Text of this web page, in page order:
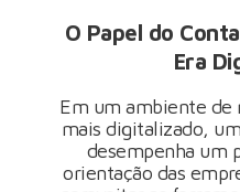
O Papel do
Era
Em um ambiente de
mais digitalizado,
desempenha um
orientação das